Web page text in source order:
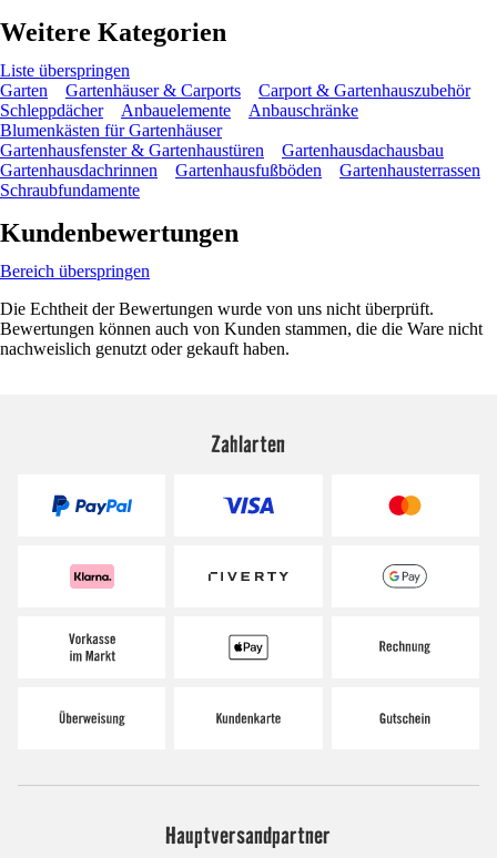
Weitere Kategorien
Liste überspringen
Garten
Gartenhäuser & Carports
Carport & Gartenhauszubehör
Schleppdächer
Anbauelemente
Anbauschränke
Blumenkästen für Gartenhäuser
Gartenhausfenster & Gartenhaustüren
Gartenhausdachausbau
Gartenhausdachrinnen
Gartenhausfußböden
Gartenhausterrassen
Schraubfundamente
Kundenbewertungen
Bereich überspringen
Die Echtheit der Bewertungen wurde von uns nicht überprüft.
Bewertungen können auch von Kunden stammen, die die Ware nicht
nachweislich genutzt oder gekauft haben.
Zahlarten
Hauptversandpartner